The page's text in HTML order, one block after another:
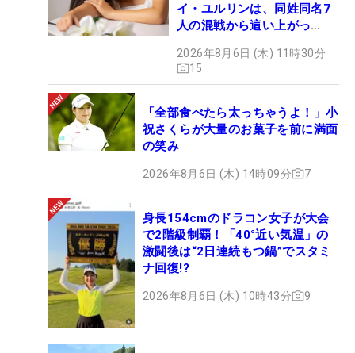
イ・ユルリンは、同姓同名7
人の混戦から這い上がっ
2026年8月6日 (木) 11時30分
15
「全部食べたら太っちゃうよ！」小
祝さくらが大量のお菓子を前に満面
の笑み
2026年8月6日 (木) 14時09分 7
身長154cmのドラコン女子が大会
で2階級制覇！「40°近い気温」の
激闘後は“2日連続もつ鍋”でスタミ
ナ回復!?
2026年8月6日 (木) 10時43分 9